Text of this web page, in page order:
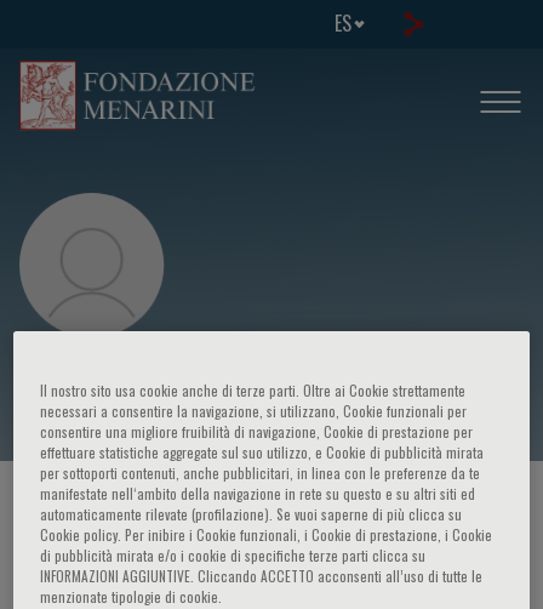
ES
G. Sala
HOME PAGE / CURSOS Y EVENTOS / ORADOR
Il nostro sito usa cookie anche di terze parti. Oltre ai Cookie strettamente
necessari a consentire la navigazione, si utilizzano, Cookie funzionali per
consentire una migliore fruibilità di navigazione, Cookie di prestazione per
effettuare statistiche aggregate sul suo utilizzo, e Cookie di pubblicità mirata
per sottoporti contenuti, anche pubblicitari, in linea con le preferenze da te
manifestate nell‘ambito della navigazione in rete su questo e su altri siti ed
automaticamente rilevate (profilazione). Se vuoi saperne di più clicca su
Cookie policy. Per inibire i Cookie funzionali, i Cookie di prestazione, i Cookie
di pubblicità mirata e/o i cookie di specifiche terze parti clicca su
INFORMAZIONI AGGIUNTIVE. Cliccando ACCETTO acconsenti all’uso di tutte le
menzionate tipologie di cookie.